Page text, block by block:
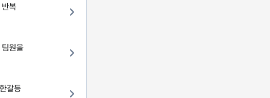
복
원을
갈등